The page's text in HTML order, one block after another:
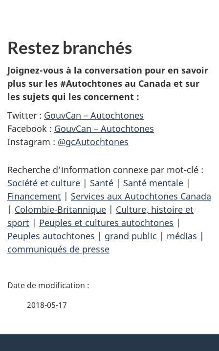
Restez branchés
Joignez-vous à la conversation pour en savoir
plus sur les #Autochtones au Canada et sur
les sujets qui les concernent :
Twitter : GouvCan – Autochtones
Facebook : GouvCan – Autochtones
Instagram : @gcAutochtones
Recherche d'information connexe par mot-clé :
Société et culture | Santé | Santé mentale |
Financement | Services aux Autochtones Canada
| Colombie-Britannique | Culture, histoire et
sport | Peuples et cultures autochtones |
Peuples autochtones | grand public | médias |
communiqués de presse
D
2018-05-17